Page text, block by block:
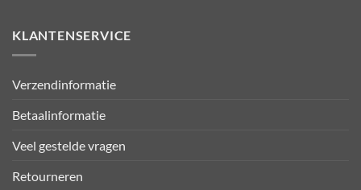
KLANTENSERVICE
Verzendinformatie
Betaalinformatie
Veel gestelde vragen
Retourneren